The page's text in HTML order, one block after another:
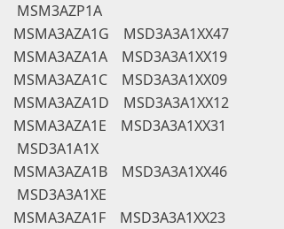
MSM3AZP1A
MSMA3AZA1G MSD3A3A1XX47
MSMA3AZA1A MSD3A3A1XX19
MSMA3AZA1C MSD3A3A1XX09
MSMA3AZA1D MSD3A3A1XX12
MSMA3AZA1E MSD3A3A1XX31
MSD3A1A1X
MSMA3AZA1B MSD3A3A1XX46
MSD3A3A1XE
MSMA3AZA1F MSD3A3A1XX23